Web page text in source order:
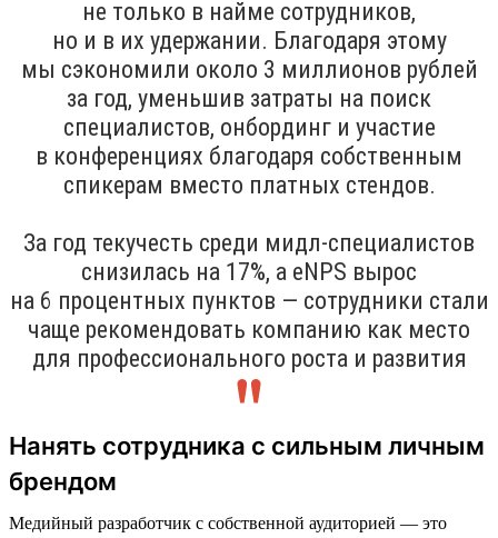
не только в найме сотрудников,
но и в их удержании. Благодаря этому
мы сэкономили около 3 миллионов рублей
за год, уменьшив затраты на поиск
специалистов, онбординг и участие
в конференциях благодаря собственным
спикерам вместо платных стендов.
За год текучесть среди мидл-специалистов
снизилась на 17%, а eNPS вырос
на 6 процентных пунктов — сотрудники стали
чаще рекомендовать компанию как место
для профессионального роста и развития
Нанять сотрудника с сильным личным
брендом
Медийный разработчик с собственной аудиторией — это